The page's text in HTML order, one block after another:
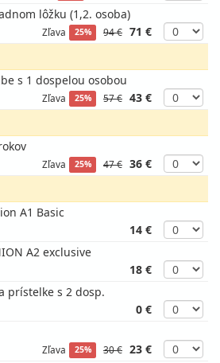
lôžku (1,2. osoba)
Zľava 25% 94 € 71 €
s 1 dospelou osobou
Zľava 25% 57 € 43 €
Zľava 25% 47 € 36 €
A1 Basic
14 €
A2 exclusive
18 €
prístelke s 2 dosp.
0 €
Zľava 25% 30 € 23 €